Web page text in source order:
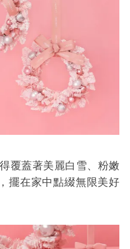
覆蓋著美麗白雪、粉嫩
擺在家中點綴無限美好